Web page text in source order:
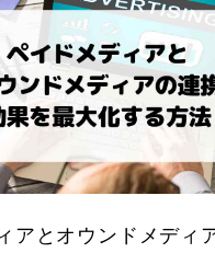
アとオウンドメディ